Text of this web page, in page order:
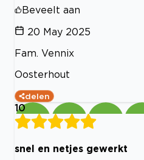
Beveelt aan
20 May 2025
Fam. Vennix
Oosterhout
delen
10
snel en netjes gewerkt